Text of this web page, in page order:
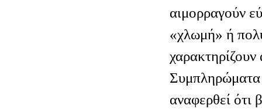
αιμορραγούν
«χλωμή» ή
Συμπληρώματα
αναφερθεί ότι